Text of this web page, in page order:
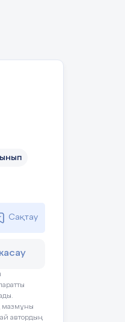
состояния
Сақтау
мазмұны
автордың